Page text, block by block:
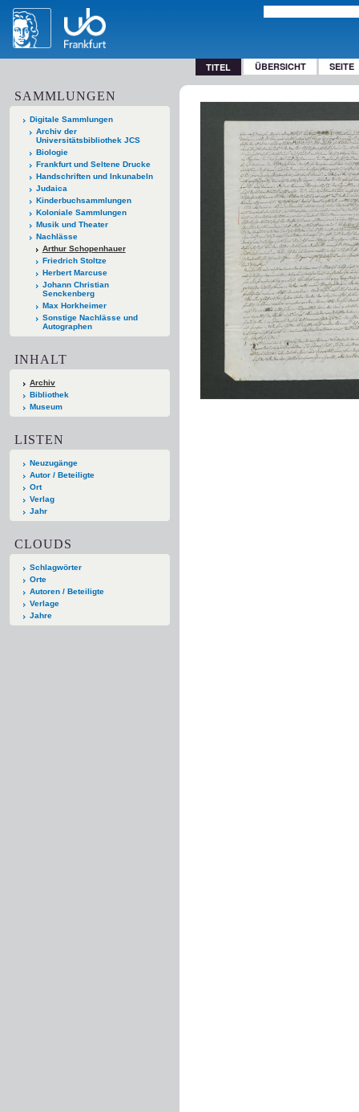
TITEL ÜBERSICHT SEITE
SAMMLUNGEN
Digitale Sammlungen
Archiv der
Universitätsbibliothek JCS
Biologie
Frankfurt und Seltene Drucke
Handschriften und Inkunabeln
Judaica
Kinderbuchsammlungen
Koloniale Sammlungen
Musik und Theater
Nachlässe
Arthur Schopenhauer
Friedrich Stoltze
Herbert Marcuse
Johann Christian
Senckenberg
Max Horkheimer
Sonstige Nachlässe und
Autographen
INHALT
Archiv
Bibliothek
Museum
LISTEN
Neuzugänge
Autor / Beteiligte
Ort
Verlag
Jahr
CLOUDS
Schlagwörter
Orte
Autoren / Beteiligte
Verlage
Jahre